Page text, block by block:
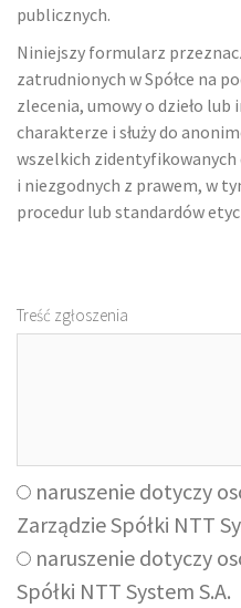
publicznych.
Niniejszy formularz
zatrudnionych w Spółce na
zlecenia, umowy o dzieło
charakterze i służy do
wszelkich zidentyfikowanych
i niezgodnych z prawem, w
procedur lub standardów
Treść zgłoszenia
naruszenie dotyczy
Zarządzie Spółki NTT
naruszenie dotyczy
Spółki NTT System S.A.